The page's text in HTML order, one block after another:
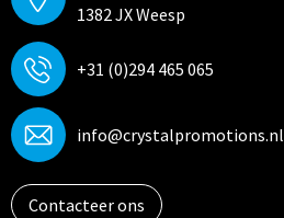
1382 JX Weesp
+31 (0)294 465 065
info@crystalpromotions.nl
Contacteer ons